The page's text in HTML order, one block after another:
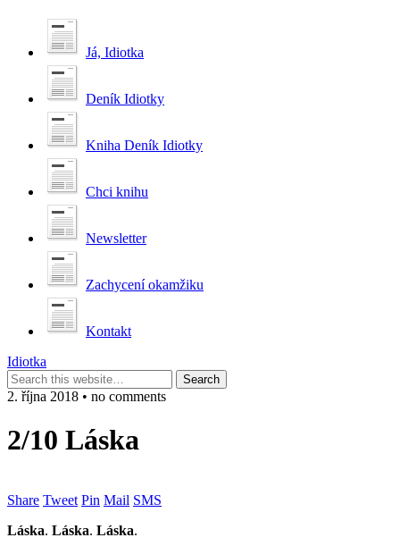
Já, Idiotka
Deník Idiotky
Kniha Deník Idiotky
Chci knihu
Newsletter
Zachycení okamžiku
Kontakt
Idiotka
2. října 2018 • no comments
2/10 Láska
Share Tweet Pin Mail SMS
Láska. Láska. Láska.